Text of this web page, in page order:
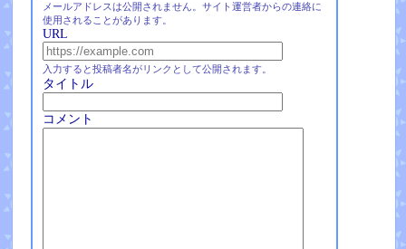
メールアドレスは公開されません。サイト運営者からの連絡に
使用されることがあります。
URL
入力すると投稿者名がリンクとして公開されます。
タイトル
コメント